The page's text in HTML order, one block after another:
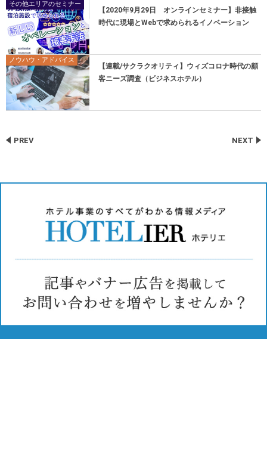
その他エリアのセミナー
【2020年9月29日 オンラインセミナー】非接触
時代に現場とWebで求められるイノベーション
ノウハウ・アドバイス
【連載/サクラクオリティ】ウィズコロナ時代の顧
客ニーズ調査（ビジネスホテル）
PREV NEXT